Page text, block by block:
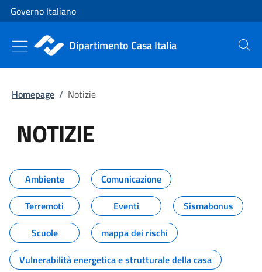
Vai al contenuto
Vai alla navigazione del sito
Governo Italiano
Dipartimento Casa Italia Cerca
Homepage / Notizie
NOTIZIE
Tutti i contenuti della pagina
Ambiente
Comunicazione
Terremoti
Eventi
Sismabonus
Scuole
mappa dei rischi
Vulnerabilità energetica e strutturale della casa